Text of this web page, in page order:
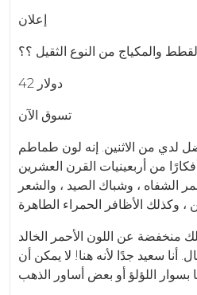
إعلان
والمكياج من النوع الثقيل ؟؟
42 دولار
تسوق الآن
لدي من الاثنين. إنه لون طماطم
من أربعينيات القرن العشرين
الشفاه ، وشباك الصيد ، والشعر
منخفضة عن اللون الأحمر الخالد
أنا سعيد جدًا لأنه هنا! لا يمكن أن